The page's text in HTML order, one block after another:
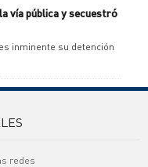
vía pública y secuestró
inminente su detención
redes